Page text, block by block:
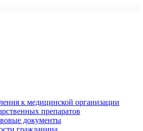
к медицинской организации
препаратов
документы
гражданина